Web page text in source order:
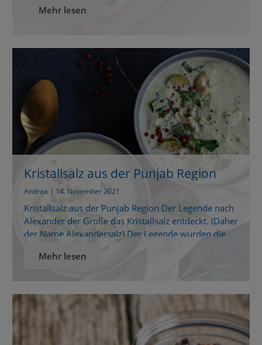
für dich selbst – dieses DIY-Projekt begeistert!
natürlichen Würze, […]
Mehr lesen
Kristallsalz aus der Punjab Region
Andrea | 14. November 2021
Kristallsalz aus der Punjab Region Der Legende nach
Alexander der Große das Kristallsalz entdeckt. (Daher
der Name Alexandersalz) Der Legende wurden die
Dadurch ist die Salzlagerstätte entdeckt worden. Es
künstliche Farbstoffe. Zudem ist es frei von
Rieselhilfen. Früher war es das weiße […]
Mehr lesen